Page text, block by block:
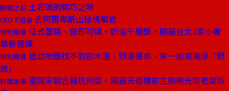
開瓶之前 土石流的精巧之味
CEO下班後 去阿爾卑斯山秘境攀岩
特別報導 法式蛋糕、變形可頌、奶油千層酥，開箱台北3家小奢
華新選擇
特別報導 造訪地圖找不到的木屋、野溪餐桌，來一趟東海岸「野
旅」
封面故事 重現宋朝古籍杭州菜，開箱天香樓前主廚楊光宗老菜新